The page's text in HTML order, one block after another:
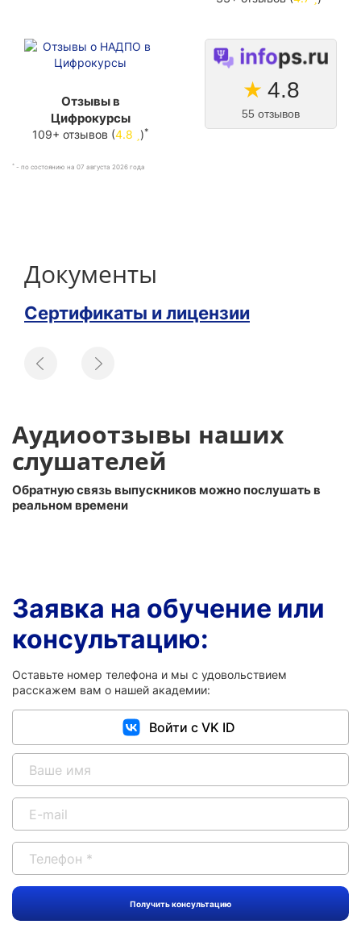
Отзывы в
Цифрокурсы
109+ отзывов (4.8 )*
★ 4.8
55 отзывов
* - по состоянию на 07 августа 2026 года
Документы
Сертификаты и лицензии
Аудиоотзывы наших
слушателей
Обратную связь выпускников можно послушать в
реальном времени
Заявка на обучение или
консультацию:
Оставьте номер телефона и мы с удовольствием
расскажем вам о нашей академии:
Войти с VK ID